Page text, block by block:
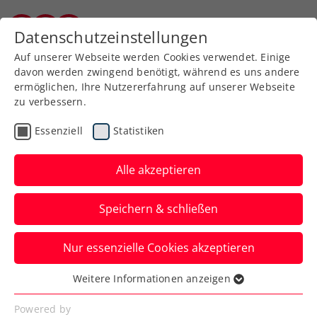
Zurück zur Newsübersicht
ATP
Red Bull BassLine: Auch
Berrettini und Norrie
schlagen auf
Damit kommen zu Dominic Thiem,
Andrey Rublev, Alexei Popyrin zwei
weitere Kaliber zum Showturnier in Wien.
Verfasst von: Presseaussendung / Redaktion, 17.10.2025
Datenschutzeinstellungen
Auf unserer Webseite werden Cookies verwendet. Einige
davon werden zwingend benötigt, während es uns andere
ermöglichen, Ihre Nutzererfahrung auf unserer Webseite
zu verbessern.
Essenziell Statistiken
Alle akzeptieren
Speichern & schließen
Nur essenzielle Cookies akzeptieren
Essenziell
Essenzielle Cookies werden für grundlegende
Weitere Informationen anzeigen
Powered by